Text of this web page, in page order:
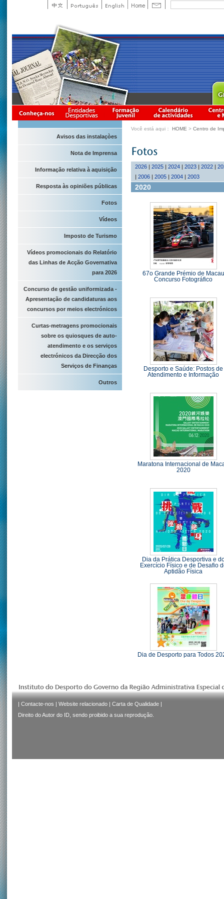
Avisos das instalaçòes
Nota de Imprensa
Informação relativa à aquisição
Resposta às opiniões públicas
Fotos
Vídeos
Imposto de Turismo
Vídeos promocionais do Relatório
das Linhas de Acção Governativa
para 2026
Concurso de gestão uniformizada -
Apresentação de candidaturas aos
concursos por meios electrónicos
Curtas-metragens promocionais
sobre os quiosques de auto-
atendimento e os serviços
electrónicos da Direcção dos
Serviços de Finanças
Outros
Você está aqui： HOME > Centro de
2026 | 2025 | 2024 | 2023 | 2022 |
| 2006 | 2005 | 2004 | 2003
2020
67o Grande Prémio de Macau
Concurso Fotográfico
Desporto e Saúde: Postos de
Atendimento e Informação
Maratona Internacional de
2020
Dia da Prática Desportiva e
Exercício Físico e de Desafio
Aptidão Física
Dia de Desporto para Todos
| Contacte-nos | Website relacionado | Carta de Qualidade |
Direito do Autor do ID, sendo proibido a sua reprodução.